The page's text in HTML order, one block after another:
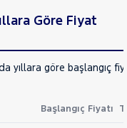
Göre Fiyat
yıllara göre başlangıç
Başlangıç Fiyatı